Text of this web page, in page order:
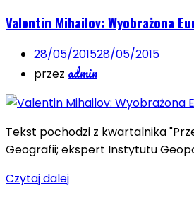
Valentin Mihailov: Wyobrażona
28/05/201528/05/2015
przez admin
Tekst pochodzi z kwartalnika
Geografii; ekspert Instytutu
Czytaj dalej